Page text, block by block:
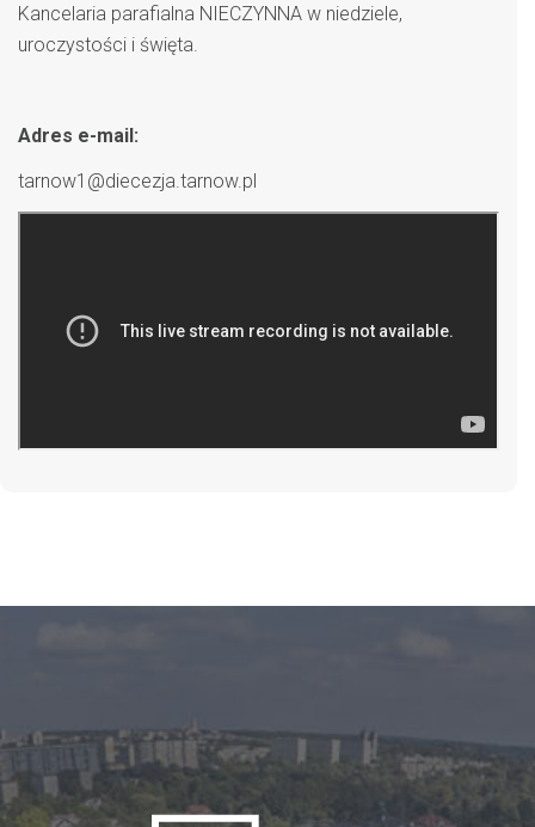
Kancelaria parafialna NIECZYNNA w niedziele,
uroczystości i święta.
Adres e-mail:
tarnow1@diecezja.tarnow.pl